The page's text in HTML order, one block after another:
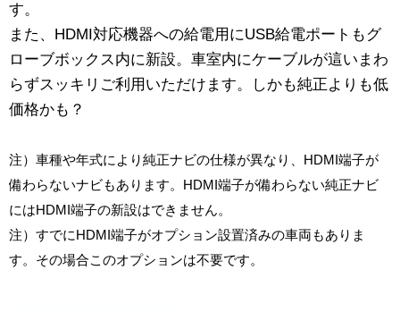
す。
また、HDMI対応機器への給電用にUSB給電ポートもグ
ローブボックス内に新設。車室内にケーブルが這いまわ
らずスッキリご利用いただけます。しかも純正よりも低
価格かも？
注）車種や年式により純正ナビの仕様が異なり、HDMI端子が
備わらないナビもあります。HDMI端子が備わらない純正ナビ
にはHDMI端子の新設はできません。
注）すでにHDMI端子がオプション設置済みの車両もありま
す。その場合このオプションは不要です。